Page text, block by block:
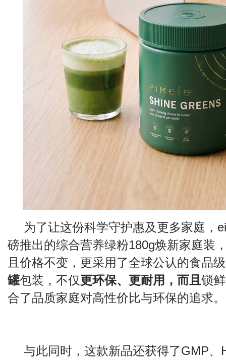
为了让这份科学守护惠及更多家庭，
磅推出的综合营养绿粉180g焕新家庭装
且价格不变，更采用了全球公认的食品
罐包装，不仅更环保、更耐用，而且锁
合了品质家庭对高性价比与环保的追求。
与此同时，这款新品还获得了GMP、